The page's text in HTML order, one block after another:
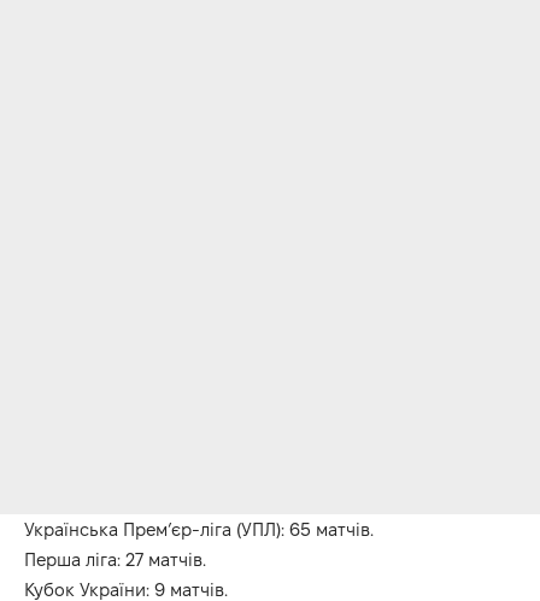
Українська Прем’єр-ліга (УПЛ): 65 матчів.
Перша ліга: 27 матчів.
Кубок України: 9 матчів.